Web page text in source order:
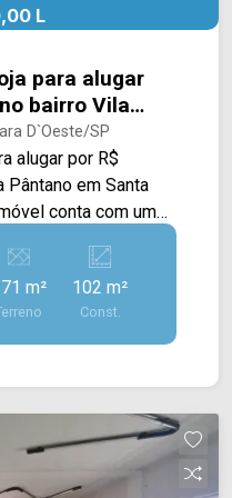
L
para alugar
bairro Vila
d`Oeste/SP
D`Oeste/SP
alugar por R$
em Santa
com sala para
para veículos
> 02
de garagem.
Av. Santa
supermercado
Shopping e Villa
m² 102 m²
Const.